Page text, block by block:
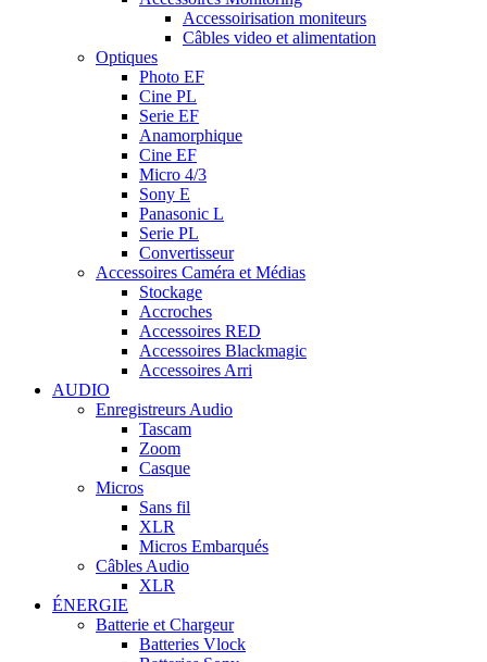
Accessoirisation moniteurs
Câbles video et alimentation
Optiques
Photo EF
Cine PL
Serie EF
Anamorphique
Cine EF
Micro 4/3
Sony E
Panasonic L
Serie PL
Convertisseur
Accessoires Caméra et Médias
Stockage
Accroches
Accessoires RED
Accessoires Blackmagic
Accessoires Arri
AUDIO
Enregistreurs Audio
Tascam
Zoom
Casque
Micros
Sans fil
XLR
Micros Embarqués
Câbles Audio
XLR
ÉNERGIE
Batterie et Chargeur
Batteries Vlock